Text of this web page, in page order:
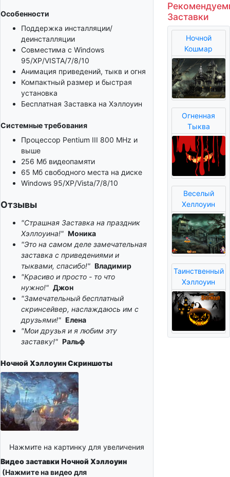
Особенности
Поддержка инсталляции/
деинсталляции
Совместима с Windows
95/XP/VISTA/7/8/10
Анимация приведений, тыкв и огня
Компактный размер и быстрая
установка
Бесплатная Заставка на Хэллоуин
Системные требования
Процессор Pentium III 800 MHz и
выше
256 Мб видеопамяти
65 Мб свободного места на диске
Windows 95/XP/Vista/7/8/10
Отзывы
"Страшная Заставка на праздник
Хэллоуина!" Моника
"Это на самом деле замечательная
заставка с приведениями и
тыквами, спасибо!" Владимир
"Красиво и просто - то что
нужно!" Джон
"Замечательный бесплатный
скринсейвер, наслаждаюсь им с
друзьями!" Елена
"Мои друзья и я любим эту
заставку!" Ральф
Ночной ХэллоуинСкриншоты
Нажмите на картинку для увеличения
Видео заставки Ночной Хэллоуин
(Нажмите на видео для
Заставки
Ночной
Кошмар
Огненная
Тыква
Веселый
Хеллоуин
Таинственный
Хэллоуин